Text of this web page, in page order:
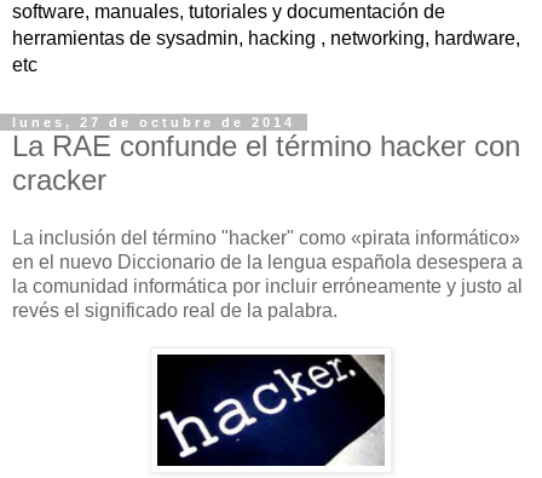
software, manuales, tutoriales y documentación de
herramientas de sysadmin, hacking , networking, hardware,
etc
lunes, 27 de octubre de 2014
La RAE confunde el término hacker con
cracker
La inclusión del término "hacker" como «pirata informático»
en el nuevo Diccionario de la lengua española desespera a
la comunidad informática por incluir erróneamente y justo al
revés el significado real de la palabra.